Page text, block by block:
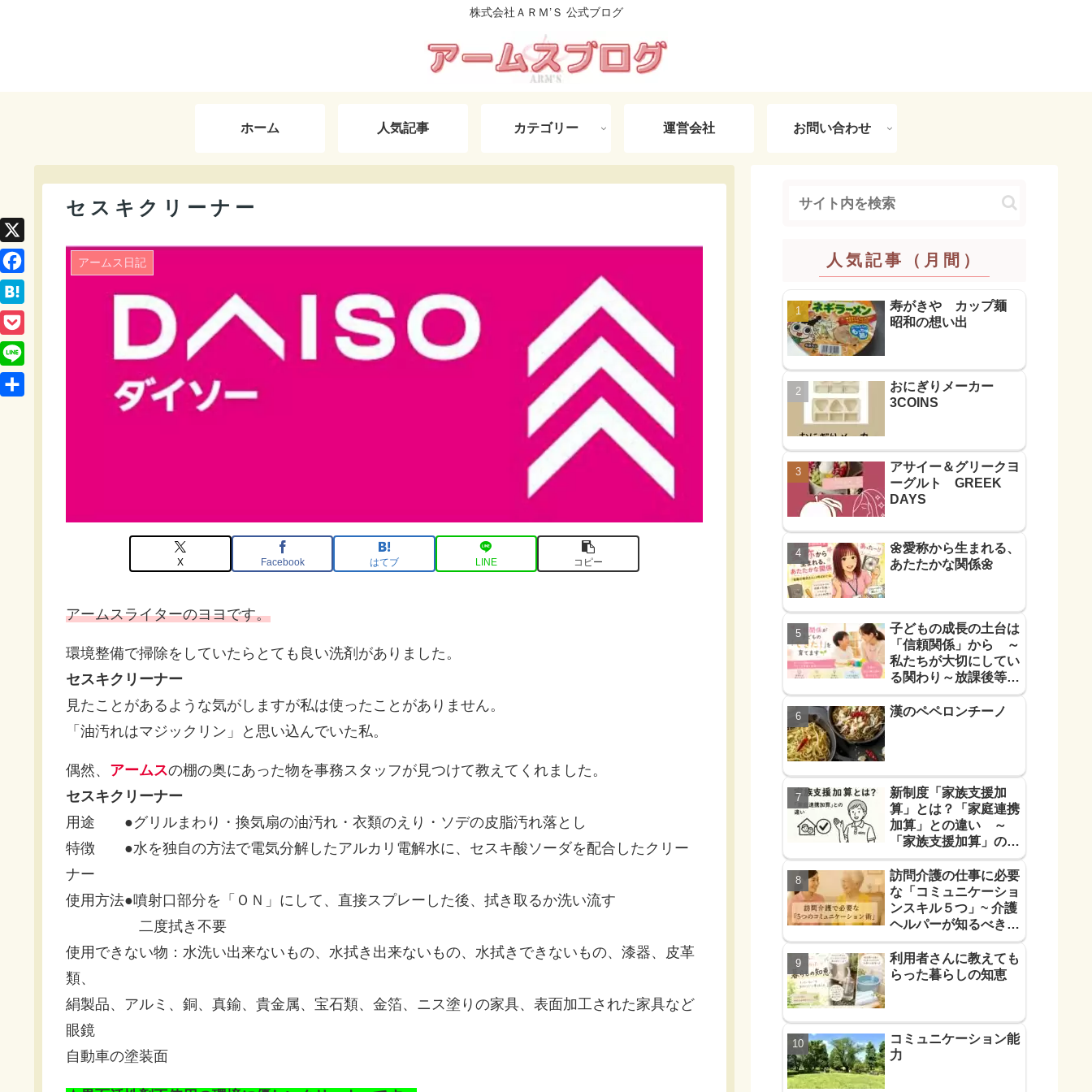
株式会社ＡＲＭ’Ｓ 公式ブログ
ホーム 人気記事 カテゴリー 運営会社 お問い合わせ
セスキクリーナー
アームス日記
X Facebook はてブ LINE コピー
アームスライターのヨヨです。
環境整備で掃除をしていたらとても良い洗剤がありました。
セスキクリーナー
見たことがあるような気がしますが私は使ったことがありません。
「油汚れはマジックリン」と思い込んでいた私。
偶然、 アームスの棚の奥にあった物を事務スタッフが見つけて教えてくれました。
セスキクリーナー
用途 ●グリルまわり・換気扇の油汚れ・衣類のえり・ソデの皮脂汚れ落とし
特徴 ●水を独自の方法で電気分解したアルカリ電解水に、セスキ酸ソーダを配合したクリー
ナー
使用方法●噴射口部分を「ＯＮ」にして、直接スプレーした後、拭き取るか洗い流す
二度拭き不要
使用できない物：水洗い出来ないもの、水拭き出来ないもの、水拭きできないもの、漆器、皮革
類、
絹製品、アルミ、銅、真鍮、貴金属、宝石類、金箔、ニス塗りの家具、表面加工された家具など
眼鏡
自動車の塗装面
X
F
a
c
e
b
H
a
t
e
P
o
c
L
人気記事（月間）
寿がきや カップ麺
昭和の想い出
おにぎりメーカー
3COINS
アサイー＆グリークヨ
ーグルト GREEK
DAYS
🌼愛称から生まれる、
あたたかな関係🌼
子どもの成長の土台は
「信頼関係」から ～
私たちが大切にしてい
る関わり～放課後等デ
イサービス
漢のペペロンチーノ
新制度「家族支援加
算」とは？「家庭連携
加算」との違い ～
「家族支援加算」の算
定要件と支援方法！を
解説します～
訪問介護の仕事に必要
な「コミュニケーショ
ンスキル５つ」~ 介護
ヘルパーが知るべき
「信頼に必要なコミュ
力５つ」~
利用者さんに教えても
らった暮らしの知恵
コミュニケーション能
力